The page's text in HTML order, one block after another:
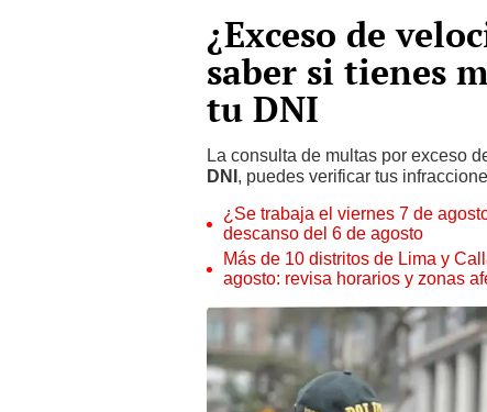
¿Exceso de
saber si tienes
tu DNI
La consulta de multas por exceso
DNI, puedes verificar tus
¿Se trabaja el viernes 7 de
descanso del 6 de agosto
Más de 10 distritos de Lima y
agosto: revisa horarios y zonas